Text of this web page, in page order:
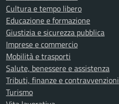
Cultura e tempo libero
Educazione e formazione
Giustizia e sicurezza pubblica
Imprese e commercio
Mobilità e trasporti
Salute, benessere e assistenza
Tributi, finanze e contravvenzioni
Turismo